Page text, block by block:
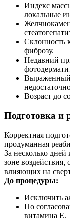
Индекс
локальные
Склонность
фиброзу.
Недавний
Выраженный
Возраст до
Подготовка и
Корректная
продуманная
За несколько
зоне
влияющих на
До процедуры:
Исключить
По
витамина Е.